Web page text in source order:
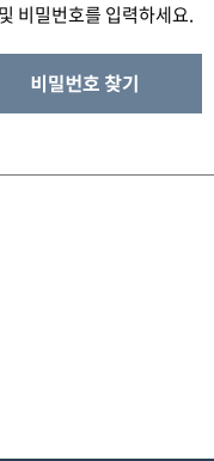
비밀번호를 입력하세요.